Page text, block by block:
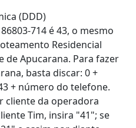
(DDD)
714 é 43, o mesmo
Residencial
de Apucarana. Para fazer
basta discar: 0 +
+ número do telefone.
cliente da operadora
Tim, insira "41"; se